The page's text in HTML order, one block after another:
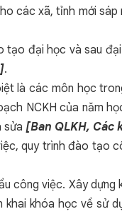
các xã, tỉnh mới
tạo đại học và sau
.
là các môn học
NCKH của năm
sửa [Ban QLKH, Các
quy trình đào tạo
công việc. Xây
khóa học về sử